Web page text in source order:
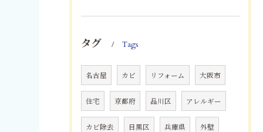
タグ Tags
名古屋 カビ リフォーム 大阪市
住宅 京都府 品川区 アレルギー
カビ除去 目黒区 兵庫県 外壁